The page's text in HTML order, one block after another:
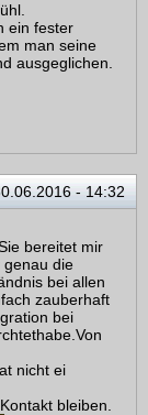
ein fester
man seine
ausgeglichen.
- 14:32
bereitet mir
genau die
bei allen
zauberhaft
bei
nicht ei
bleiben.